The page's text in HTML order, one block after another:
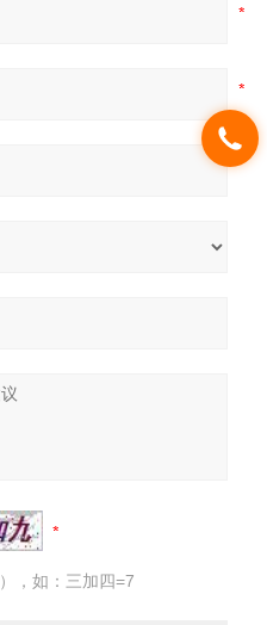
，如：三加四=7